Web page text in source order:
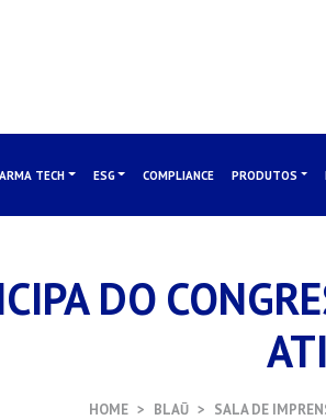
TECH ESG COMPLIANCE PRODUTOS
DO
HOME BLAŪ SALA DE